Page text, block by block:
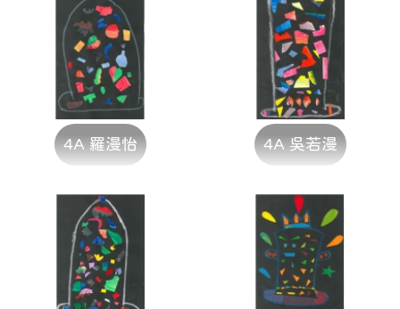
4A 羅漫怡 4A 吳若漫